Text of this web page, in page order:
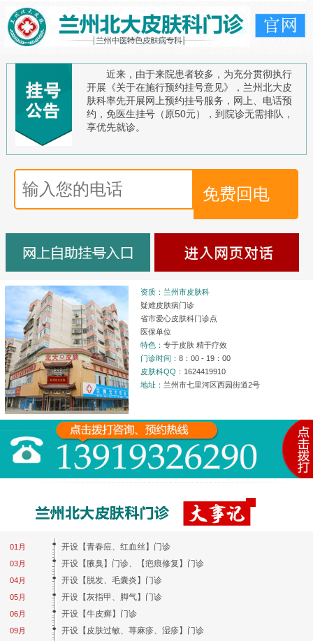
近来，由于来院患者较多，为充分贯彻执行
开展《关于在施行预约挂号意见》，兰州北大皮
肤科率先开展网上预约挂号服务，网上、电话预
约，免医生挂号（原50元），到院诊无需排队，
享优先就诊。
资质：兰州市皮肤科
疑难皮肤病门诊
省市爱心皮肤科门诊点
医保单位
特色：专于皮肤 精于疗效
门诊时间：8：00 - 19：00
皮肤科QQ： 1624419910
地址： 兰州市七里河区西园街道2号
01月
03月
04月
05月
06月
09月
开设【青春痘、红血丝】门诊
开设【腋臭】门诊、【疤痕修复】门诊
开设【脱发、毛囊炎】门诊
开设【灰指甲、脚气】门诊
开设【牛皮癣】门诊
开设【皮肤过敏、荨麻疹、湿疹】门诊